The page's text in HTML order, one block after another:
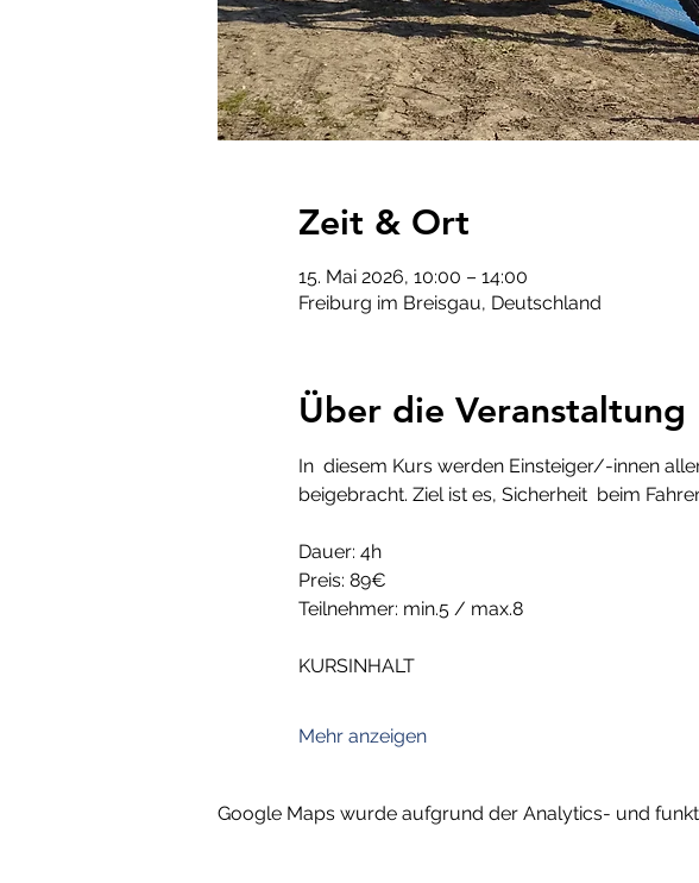
Zeit & Ort
15. Mai 2026, 10:00 – 14:00
Freiburg im Breisgau, Deutschland
Über die Veranstaltung
In  diesem Kurs werden Einsteiger/-innen
beigebracht. Ziel ist es, Sicherheit  beim
Dauer: 4h
Preis: 89€
Teilnehmer: min.5 / max.8
KURSINHALT
Mehr anzeigen
Google Maps wurde aufgrund der Analytics- und